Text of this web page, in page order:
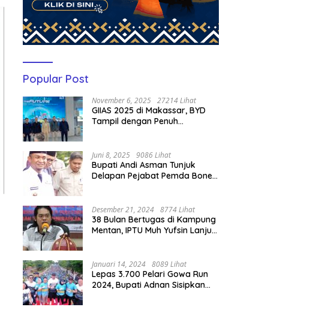
Popular Post
November 6, 2025 27214 Lihat
GIIAS 2025 di Makassar, BYD
Tampil dengan Penuh
Juni 8, 2025 9086 Lihat
Bupati Andi Asman Tunjuk
Delapan Pejabat Pemda Bone
Desember 21, 2024 8774 Lihat
38 Bulan Bertugas di Kampung
Mentan, IPTU Muh Yufsin Lanjut
Januari 14, 2024 8089 Lihat
Lepas 3.700 Pelari Gowa Run
2024, Bupati Adnan Sisipkan